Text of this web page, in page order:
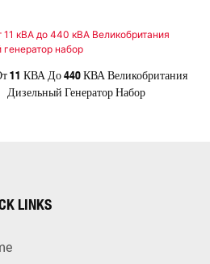
11 КВА До 440 КВА Великобритания
Дизельный Генератор Набор
LINKS